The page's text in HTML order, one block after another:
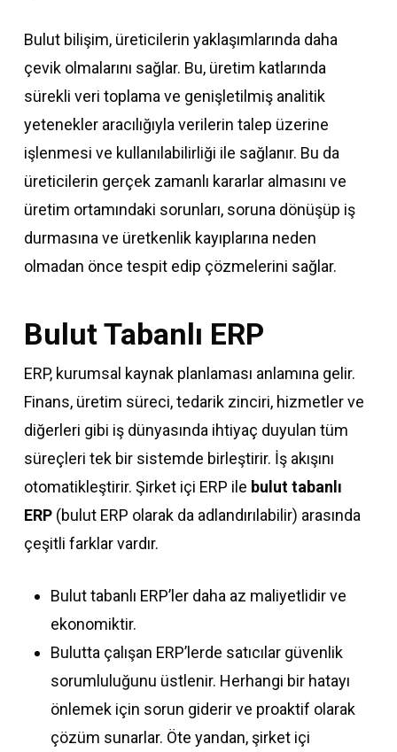
Bulut bilişim, üreticilerin yaklaşımlarında daha
çevik olmalarını sağlar. Bu, üretim katlarında
sürekli veri toplama ve genişletilmiş analitik
yetenekler aracılığıyla verilerin talep üzerine
işlenmesi ve kullanılabilirliği ile sağlanır. Bu da
üreticilerin gerçek zamanlı kararlar almasını ve
üretim ortamındaki sorunları, soruna dönüşüp iş
durmasına ve üretkenlik kayıplarına neden
olmadan önce tespit edip çözmelerini sağlar.
Bulut Tabanlı ERP
ERP, kurumsal kaynak planlaması anlamına gelir.
Finans, üretim süreci, tedarik zinciri, hizmetler ve
diğerleri gibi iş dünyasında ihtiyaç duyulan tüm
süreçleri tek bir sistemde birleştirir. İş akışını
otomatikleştirir. Şirket içi ERP ile bulut tabanlı
ERP(bulut ERP olarak da adlandırılabilir) arasında
çeşitli farklar vardır.
Bulut tabanlı ERP’ler daha az maliyetlidir ve
ekonomiktir.
Bulutta çalışan ERP’lerde satıcılar güvenlik
sorumluluğunu üstlenir. Herhangi bir hatayı
önlemek için sorun giderir ve proaktif olarak
çözüm sunarlar. Öte yandan, şirket içi